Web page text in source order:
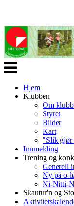
Veksle
navigasjon
Hjem
Klubben
Om
Styret
Bilder
Kart
"Slik gjør
Innmelding
Trening og
Generell
Ny på o-
Ni-Nitti-
Skautur'n og